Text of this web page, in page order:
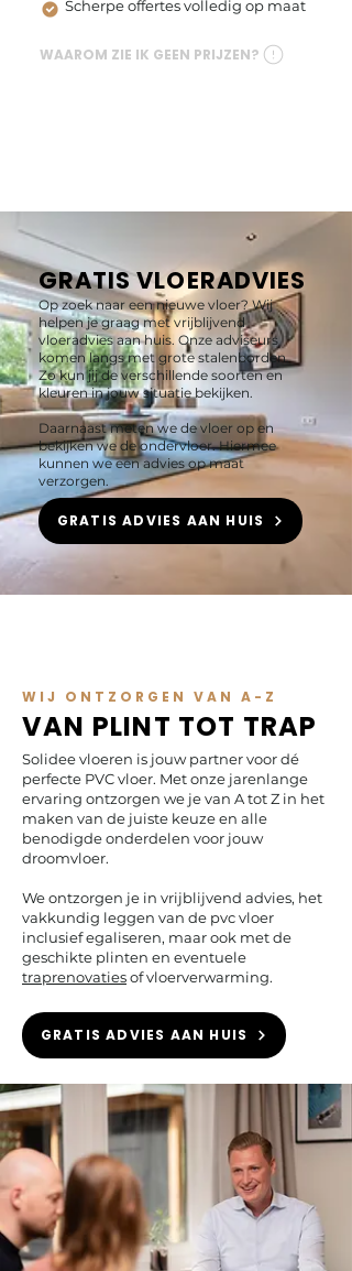
a great place to add more
Scherpe offertes volledig op maat
WAAROM ZIE IK GEEN PRIJZEN?
GRATIS VLOERADVIES
Op zoek naar een nieuwe vloer? Wij
helpen je graag met vrijblijvend
vloeradvies aan huis. Onze adviseurs
komen langs met grote stalenborden.
Zo kun jij de verschillende soorten en
kleuren in jouw situatie bekijken.
Daarnaast meten we de vloer op en
bekijken we de ondervloer. Hiermee
kunnen we een advies op maat
verzorgen.
GRATIS ADVIES AAN HUIS
WIJ ONTZORGEN VAN A-Z
VAN PLINT TOT TRAP
Solidee vloeren is jouw partner voor dé
perfecte PVC vloer. Met onze jarenlange
ervaring ontzorgen we je van A tot Z in het
maken van de juiste keuze en alle
benodigde onderdelen voor jouw
droomvloer.
We ontzorgen je in vrijblijvend advies, het
vakkundig leggen van de pvc vloer
inclusief egaliseren, maar ook met de
geschikte plinten en eventuele
traprenovatiesof vloerverwarming.
GRATIS ADVIES AAN HUIS